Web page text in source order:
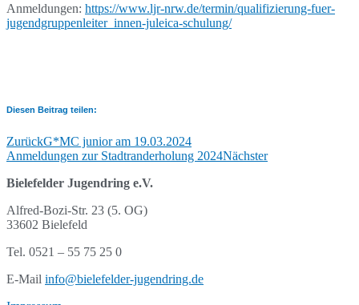
Anmeldungen: https://www.ljr-nrw.de/termin/qualifizierung-fuer-
jugendgruppenleiter_innen-juleica-schulung/
Diesen Beitrag teilen:
ZurückG*MC junior am 19.03.2024
Anmeldungen zur Stadtranderholung 2024Nächster
Bielefelder Jugendring e.V.
Alfred-Bozi-Str. 23 (5. OG)
33602 Bielefeld
Tel. 0521 – 55 75 25 0
E-Mail info@bielefelder-jugendring.de